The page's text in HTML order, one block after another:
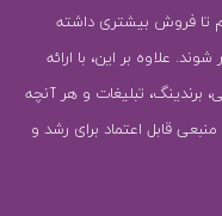
تا فروش بیشتری داشته
علاوه بر این، با ارائه
برندینگ، تبلیغات و هر آنچه
قابل اعتماد برای رشد و